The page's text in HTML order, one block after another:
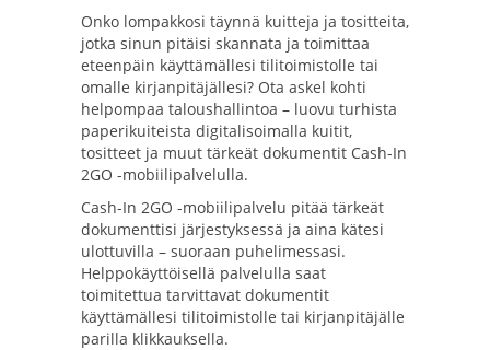
Onko lompakkosi täynnä kuitteja ja tositteita,
jotka sinun pitäisi skannata ja toimittaa
eteenpäin käyttämällesi tilitoimistolle tai
omalle kirjanpitäjällesi? Ota askel kohti
helpompaa taloushallintoa – luovu turhista
paperikuiteista digitalisoimalla kuitit,
tositteet ja muut tärkeät dokumentit Cash-In
2GO -mobiilipalvelulla.
Cash-In 2GO -mobiilipalvelu pitää tärkeät
dokumenttisi järjestyksessä ja aina kätesi
ulottuvilla – suoraan puhelimessasi.
Helppokäyttöisellä palvelulla saat
toimitettua tarvittavat dokumentit
käyttämällesi tilitoimistolle tai kirjanpitäjälle
parilla klikkauksella.